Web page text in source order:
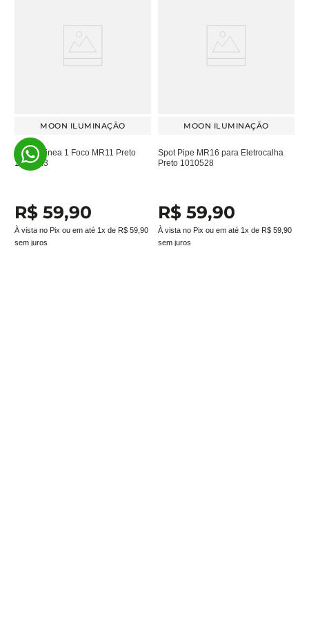
MOON ILUMINAÇÃO
Plafon Linea 1 Foco MR11 Preto
1062113
R$ 59,90
À vista no Pix ou em até 1x de R$ 59 90
sem juros
MOON ILUMINAÇÃO
Spot Pipe MR16 para Eletrocalha
Preto 1010528
R$ 59,90
À vista no Pix ou em até 1x de R$ 59 90
sem juros